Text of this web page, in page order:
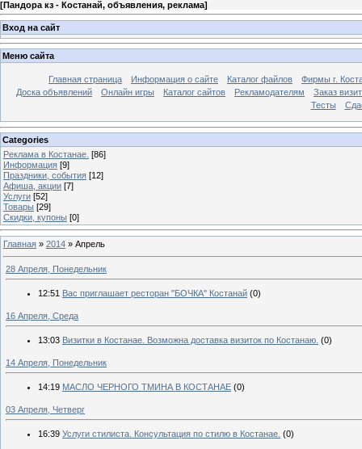
[Пандора кз - Костанай, объявления, реклама]
Вход на сайт
Меню сайта
Главная страница Информация о сайте Каталог файлов
Фирмы г.
Доска объявлений
Онлайн игры Каталог сайтов Рекламодателям
Заказ
Тесты
Categories
Реклама в Костанае. [86]
Информация [9]
Праздники, события [12]
Афиша, акции [7]
Услуги [52]
Товары [29]
Скидки, купоны [0]
Главная » 2014 » Апрель
28 Апреля, Понедельник
12:51 Вас приглашает ресторан "БОЧКА" Костанай (0)
16 Апреля, Среда
13:03 Визитки в Костанае. Возможна доставка визиток по Костанаю. (0)
14 Апреля, Понедельник
14:19 МАСЛО ЧЕРНОГО ТМИНА В КОСТАНАЕ (0)
03 Апреля, Четверг
16:39 Услуги стилиста. Консультация по стилю в Костанае. (0)